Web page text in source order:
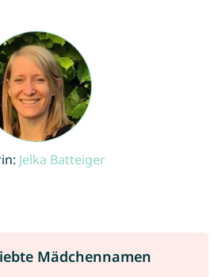
Jelka Batteiger
Mädchennamen